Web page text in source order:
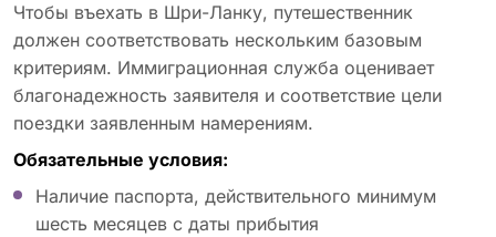
Чтобы въехать в Шри-Ланку, путешественник
должен соответствовать нескольким базовым
критериям. Иммиграционная служба оценивает
благонадежность заявителя и соответствие цели
поездки заявленным намерениям.
Обязательные условия:
Наличие паспорта, действительного минимум
шесть месяцев с даты прибытия